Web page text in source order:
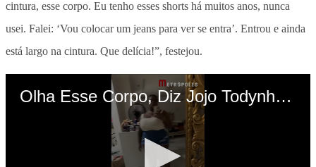
cintura, esse corpo. Eu tenho esses shorts há muitos anos, nunca
usei. Falei: ‘Vou colocar um jeans para ver se entra’. Entrou e ainda
está largo na cintura. Que delícia!”, festejou.